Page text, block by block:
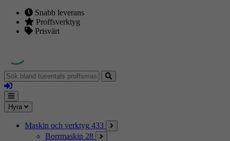
Snabb leverans
Proffsverktyg
Prisvärt
Sök
bland
tusentals
proffsmaskiner
Logga
in
Mina
sidor
Meny
Hyra
Maskin och verktyg 433
Borrmaskin 28